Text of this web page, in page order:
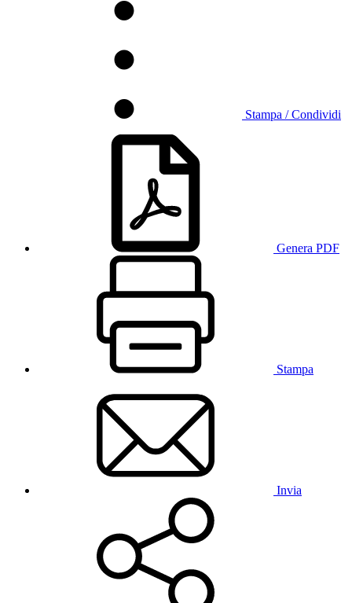
Stampa / Condividi
Genera PDF
Stampa
Invia